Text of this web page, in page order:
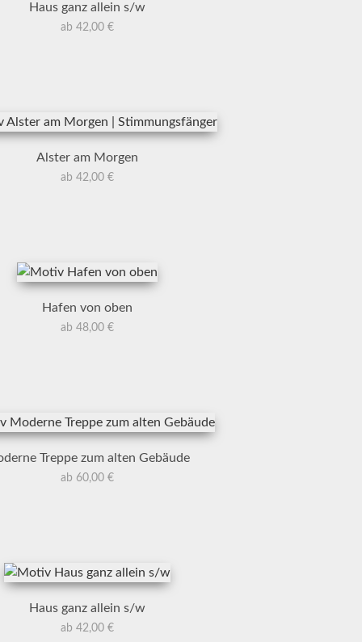
Haus ganz allein s/w
ab 42,00 €
Alster am Morgen
ab 42,00 €
Hafen von oben
ab 48,00 €
Treppe zum alten Gebäude
ab 60,00 €
Haus ganz allein s/w
ab 42,00 €